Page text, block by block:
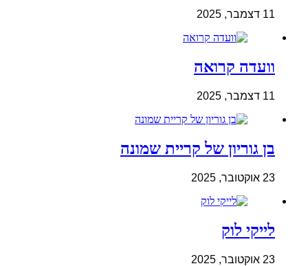
11 דצמבר, 2025
וועדה קרואה
11 דצמבר, 2025
בן גוריון של קריית שמונה
23 אוקטובר, 2025
לייקי לוק
23 אוקטובר, 2025